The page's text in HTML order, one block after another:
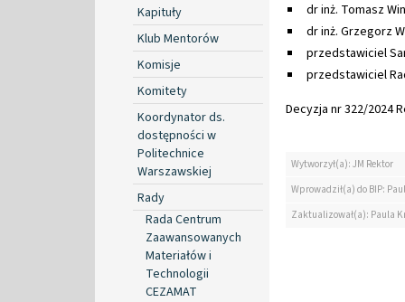
Kapituły
Klub Mentorów
Komisje
Komitety
Koordynator ds.
dostępności w
Politechnice
Warszawskiej
Rady
Rada Centrum
Zaawansowanych
Materiałów i
Technologii
CEZAMAT
dr inż. Tomasz
dr inż. Grzegorz
przedstawiciel
przedstawiciel
Decyzja nr 322/2024
Wytworzył(a): JM Rektor
Wprowadził(a) do BIP:
Zaktualizował(a): Paula